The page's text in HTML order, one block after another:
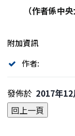
（作者係中
附加資訊
作者:
發佈於 2017年